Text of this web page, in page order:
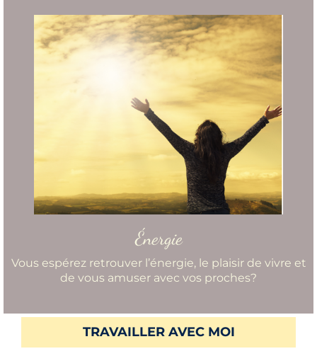
Énergie
Vous espérez retrouver l’énergie, le plaisir de vivre et
de vous amuser avec vos proches?
TRAVAILLER AVEC MOI